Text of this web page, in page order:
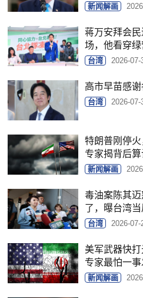
新闻解画
蒋万安拜会
场，他看穿
台湾 2026-07-
高市早苗感谢
台湾 2026-07-
特朗普刚停火
专家揭背后算
新闻解画
毒油案陈其
了，曝台湾
台湾 2026-07-
美军武器快打
专家最怕一事
新闻解画